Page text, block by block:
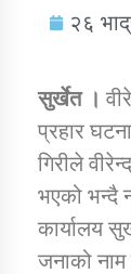
२६
सुर्खेत ।
प्रहार
गिरीले
भएको भन्दै
कार्यालय
जनाको